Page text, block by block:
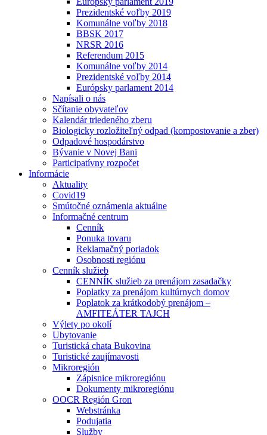
Prezidentské voľby 2019
Komunálne voľby 2018
BBSK 2017
NRSR 2016
Referendum 2015
Komunálne voľby 2014
Prezidentské voľby 2014
Európsky parlament 2014
Napísali o nás
Sčítanie obyvateľov
Kalendár triedeného zberu
Biologicky rozložiteľný odpad (kompostovanie a zber)
Odpadové hospodárstvo
Bývanie v Novej Bani
Participatívny rozpočet
Informácie
Aktuality
Covid19
Smútočné oznámenia aktuálne
Informačné centrum
Cenník
Ponuka tovaru
Reklamačný poriadok
Osobnosti regiónu
Cenník služieb
CENNÍK služieb za prenájom zasadačky
Poplatky za prenájom kultúrnych domov
Poplatok za krátkodobý prenájom –
AMFITEÁTER TAJCH
Výlety po okolí
Ubytovanie
Turistická chata Bukovina
Turistické zaujímavosti
Mikroregión
Zápisnice mikroregiónu
Dokumenty mikroregiónu
OOCR Región Gron
Webstránka
Podujatia
Služby